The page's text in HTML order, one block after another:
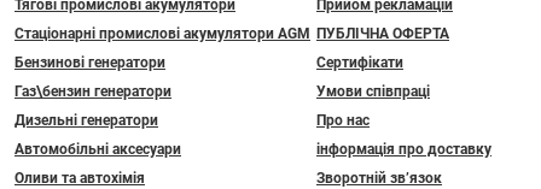
Тягові промислові акумулятори
Стаціонарні промислові акумулятори АGM
Бензинові генератори
Газ\бензин генератори
Дизельні генератори
Автомобільні аксесуари
Оливи та автохімія
Прийом рекламацій
ПУБЛІЧНА ОФЕРТА
Сертифікати
Умови співпраці
Про нас
інформація про доставку
Зворотній зв’язок